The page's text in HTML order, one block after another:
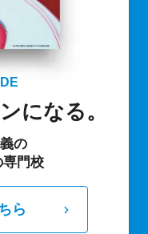
になる。
の
門校
ら